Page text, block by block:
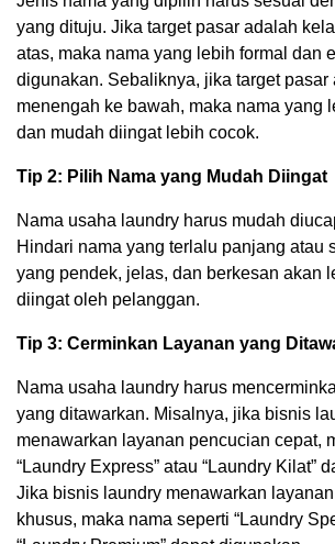
yang dituju. Jika target pasar adalah
atas, maka nama yang lebih formal dan
digunakan. Sebaliknya, jika target pasar
menengah ke bawah, maka nama yang
dan mudah diingat lebih cocok.
Tip 2: Pilih Nama yang Mudah Diingat
Nama usaha laundry harus mudah
Hindari nama yang terlalu panjang atau
yang pendek, jelas, dan berkesan akan
diingat oleh pelanggan.
Tip 3: Cerminkan Layanan yang
Nama usaha laundry harus
yang ditawarkan. Misalnya, jika bisnis
menawarkan layanan pencucian cepat,
“Laundry Express” atau “Laundry Kilat”
Jika bisnis laundry menawarkan
khusus, maka nama seperti “Laundry